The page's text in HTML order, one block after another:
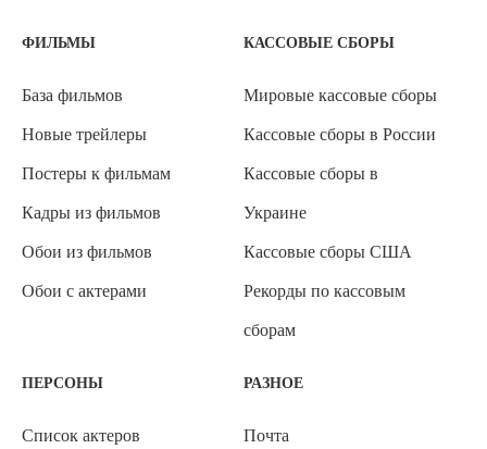
ФИЛЬМЫ
База фильмов
Новые трейлеры
Постеры к фильмам
Кадры из фильмов
Обои из фильмов
Обои с актерами
КАССОВЫЕ СБОРЫ
Мировые кассовые сборы
Кассовые сборы в России
Кассовые сборы в
Украине
Кассовые сборы США
Рекорды по кассовым
сборам
ПЕРСОНЫ
Список актеров
РАЗНОЕ
Почта